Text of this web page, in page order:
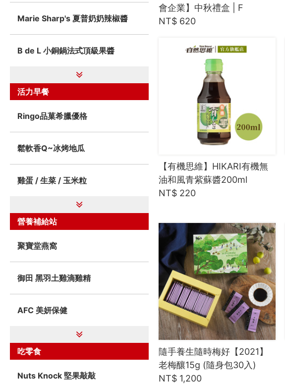
會企業】中秋禮盒 | F
NT$ 620
【有機思維】HIKARI有機無
油和風青紫蘇醬200ml
NT$ 220
隨手養生隨時梅好【2021】
老梅釀15g (隨身包30入)
NT$ 1,200
Marie Sharp's 夏普奶奶辣椒醬
B de L 小銅鍋法式頂級果醬
活力早餐
Ringo品菓希臘優格
鬆軟香Q~冰烤地瓜
雞蛋 / 生菜 / 玉米粒
營養補給站
聚寶堂燕窩
御田 黑羽土雞滴雞精
AFC 美妍保健
吃零食
Nuts Knock 堅果敲敲